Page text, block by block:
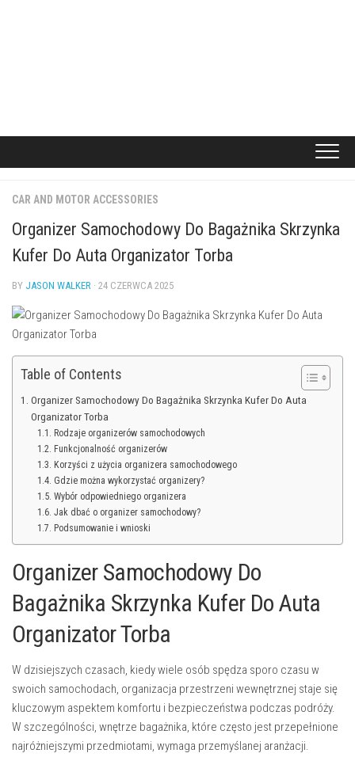
CAR AND MOTOR ACCESSORIES
Organizer Samochodowy Do Bagażnika Skrzynka
Kufer Do Auta Organizator Torba
BY JASON WALKER · 24 CZERWCA 2025
Table of Contents
Organizer Samochodowy Do Bagażnika Skrzynka Kufer Do Auta
Organizator Torba
Rodzaje organizerów samochodowych
Funkcjonalność organizerów
Korzyści z użycia organizera samochodowego
Gdzie można wykorzystać organizery?
Wybór odpowiedniego organizera
Jak dbać o organizer samochodowy?
Podsumowanie i wnioski
Organizer Samochodowy Do
Bagażnika Skrzynka Kufer Do Auta
Organizator Torba
W dzisiejszych czasach, kiedy wiele osób spędza sporo czasu w
swoich samochodach, organizacja przestrzeni wewnętrznej staje się
kluczowym aspektem komfortu i bezpieczeństwa podczas podróży.
W szczególności, wnętrze bagażnika, które często jest przepełnione
najróżniejszymi przedmiotami, wymaga przemyślanej aranżacji.